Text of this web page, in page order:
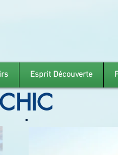
Esprit Découverte